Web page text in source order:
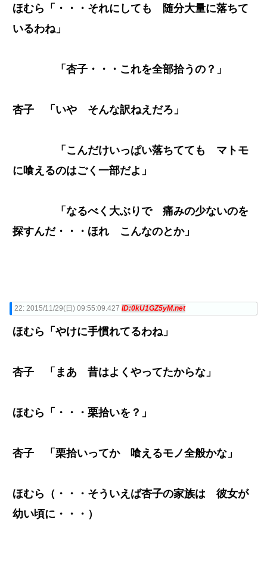
ほむら「・・・それにしても 随分大量に落ちて
いるわね」
「杏子・・・これを全部拾うの？」
杏子 「いや そんな訳ねえだろ」
「こんだけいっぱい落ちてても マトモ
に喰えるのはごく一部だよ」
「なるべく大ぶりで 痛みの少ないのを
探すんだ・・・ほれ こんなのとか」
22: 2015/11/29(日) 09:55:09.427 ID:0kU1GZ5yM.net
ほむら「やけに手慣れてるわね」
杏子 「まあ 昔はよくやってたからな」
ほむら「・・・栗拾いを？」
杏子 「栗拾いってか 喰えるモノ全般かな」
ほむら（・・・そういえば杏子の家族は 彼女が
幼い頃に・・・）